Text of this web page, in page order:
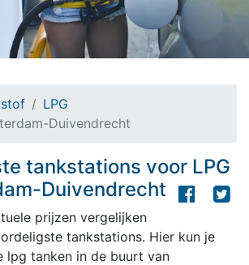
LPG
Duivendrecht
tankstations voor LPG
Duivendrecht
prijzen vergelijken
tankstations. Hier kun je
lpg tanken in de buurt van